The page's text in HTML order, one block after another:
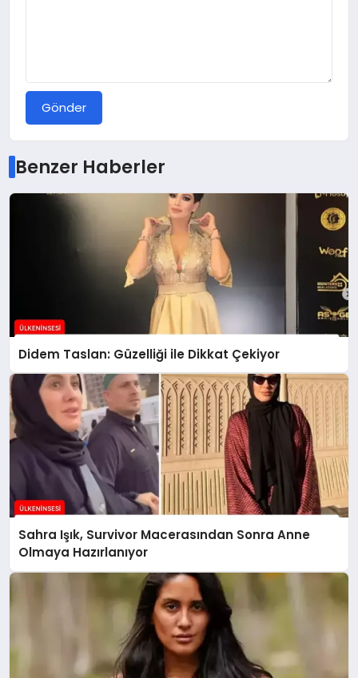
Gönder
Benzer Haberler
Didem Taslan: Güzelliği ile Dikkat Çekiyor
Sahra Işık, Survivor Macerasından Sonra Anne
Olmaya Hazırlanıyor